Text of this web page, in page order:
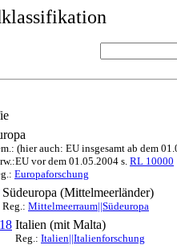
(hier auch: EU insgesamt ab dem
vor dem 01.05.2004 s.RL 10000
Europaforschung
Südeuropa (Mittelmeerländer)
Reg.: Mittelmeerraum||Südeuropa
Italien (mit Malta)
Reg.: Italien||Italienforschung